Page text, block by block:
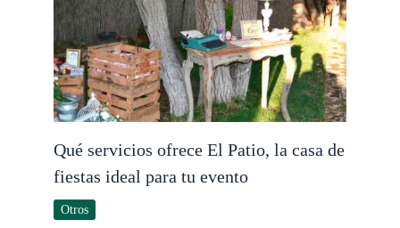
Qué servicios ofrece El Patio, la casa de
fiestas ideal para tu evento
Otros